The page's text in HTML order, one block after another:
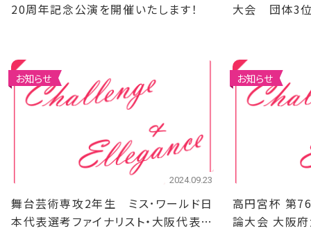
20周年記念公演を開催いたします！
大会 団体3
お知らせ
2024.09.23
舞台芸術専攻2年生 ミス･ワールド日
本代表選考ファイナリスト・大阪代表
お知らせ
高円宮杯 第
論大会 大阪